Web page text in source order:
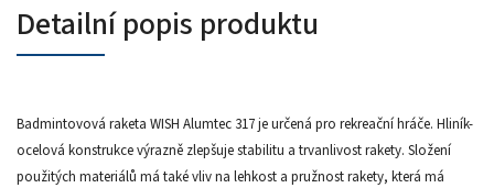
Detailní popis produktu
Badmintovová raketa WISH Alumtec 317 je určená pro rekreační hráče. Hliník-
ocelová konstrukce výrazně zlepšuje stabilitu a trvanlivost rakety. Složení
použitých materiálů má také vliv na lehkost a pružnost rakety, která má